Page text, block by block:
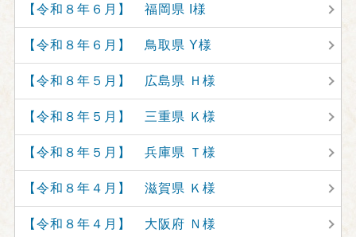
【令和８年６月】 福岡県 I様
【令和８年６月】 鳥取県 Y様
【令和８年５月】 広島県 Ｈ様
【令和８年５月】 三重県 Ｋ様
【令和８年５月】 兵庫県 Ｔ様
【令和８年４月】 滋賀県 Ｋ様
【令和８年４月】 大阪府 Ｎ様